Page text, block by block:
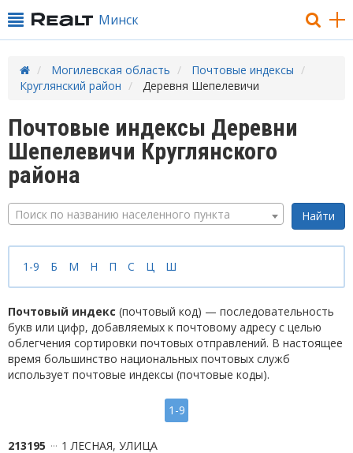
Минск
Могилевская область
Почтовые индексы
Круглянский район
Деревня Шепелевичи
Почтовые индексы Деревни
Шепелевичи Круглянского
района
Поиск по названию населенного пункта
1-9 Б М Н П С Ц Ш
Почтовый индекс (почтовый код) — последовательность
букв или цифр, добавляемых к почтовому адресу с целью
облегчения сортировки почтовых отправлений. В настоящее
время большинство национальных почтовых служб
использует почтовые индексы (почтовые коды).
1-9
213195 1 ЛЕСНАЯ, УЛИЦА